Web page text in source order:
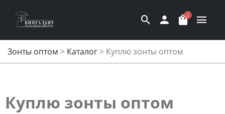
0
Зонты оптом > Каталог> Куплю зонты оптом
Куплю зонты оптом